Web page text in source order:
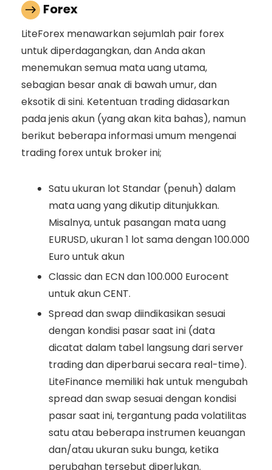
Forex
LiteForex menawarkan sejumlah pair forex
untuk diperdagangkan, dan Anda akan
menemukan semua mata uang utama,
sebagian besar anak di bawah umur, dan
eksotik di sini. Ketentuan trading didasarkan
pada jenis akun (yang akan kita bahas), namun
berikut beberapa informasi umum mengenai
trading forex untuk broker ini;
Satu ukuran lot Standar (penuh) dalam
mata uang yang dikutip ditunjukkan.
Misalnya, untuk pasangan mata uang
EURUSD, ukuran 1 lot sama dengan 100.000
Euro untuk akun
Classic dan ECN dan 100.000 Eurocent
untuk akun CENT.
Spread dan swap diindikasikan sesuai
dengan kondisi pasar saat ini (data
dicatat dalam tabel langsung dari server
trading dan diperbarui secara real-time).
LiteFinance memiliki hak untuk mengubah
spread dan swap sesuai dengan kondisi
pasar saat ini, tergantung pada volatilitas
satu atau beberapa instrumen keuangan
dan/atau ukuran suku bunga, ketika
perubahan tersebut diperlukan.